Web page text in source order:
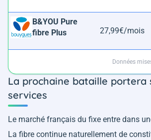
B&YOU Pure
fibre Plus
27,99€/mois
Données
La prochaine bataille portera
services
Le marché français du fixe entre dans
La fibre continue naturellement de